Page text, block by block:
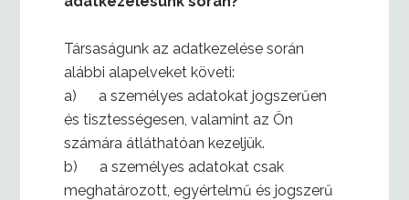
Társaságunk az adatkezelése során
alábbi alapelveket követi:
a) a személyes adatokat jogszerűen
és tisztességesen, valamint az Ön
számára átláthatóan kezeljük.
b) a személyes adatokat csak
meghatározott, egyértelmű és jogszerű